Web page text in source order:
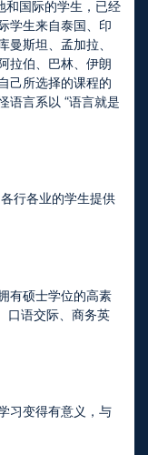
国际的学生，已经
学生来自泰国、印
斯坦、孟加拉、
拉伯、巴林、伊朗
己所选择的课程的
语言系以 “语言就是
行各业的学生提供
有硕士学位的高素
口语交际、商务英
习变得有意义，与